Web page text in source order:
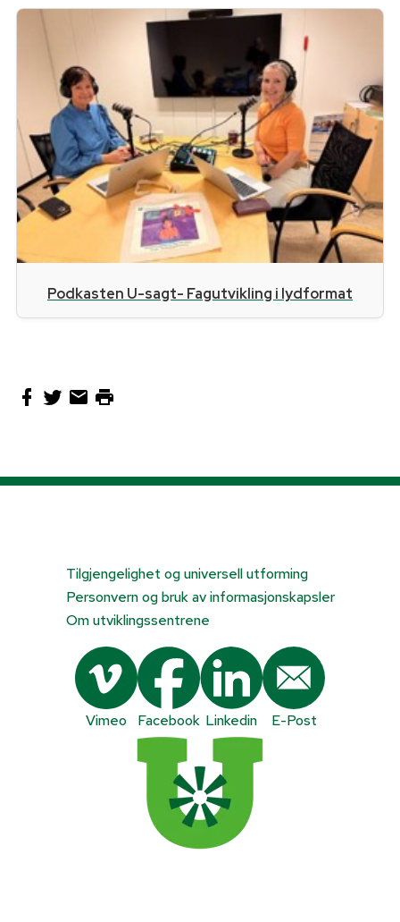
Podkasten U-sagt- Fagutvikling i lydformat
Tilgjengelighet og universell utforming
Personvern og bruk av informasjonskapsler
Om utviklingssentrene
Vimeo Facebook Linkedin E-Post